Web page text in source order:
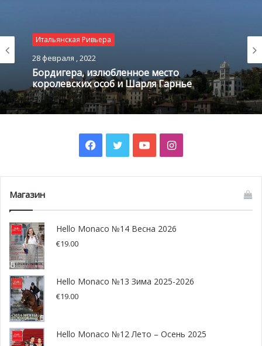
Выйти из сумрака
Удивительно, но принадлежность Себорги какому-либо
государству не зафиксирована ни в одном официальном
документе, начиная с XVIII века, в том числе в акте о
создании Королевства Италии от 17 марта 1861 года.
Этот исторический факт так и остался бы незамеченным
Итальянская Ривьера
28 февраля , 2022
Бордигера, излюбленное место
королевских особ и Шарля Гарнье
Facebook
TwitterYouTubeInstagram
Магазин
Hello Monaco №14 Весна 2026
€19.00
Hello Monaco №13 Зима 2025-2026
€19.00
Hello Monaco №12 Лето – Осень 2025